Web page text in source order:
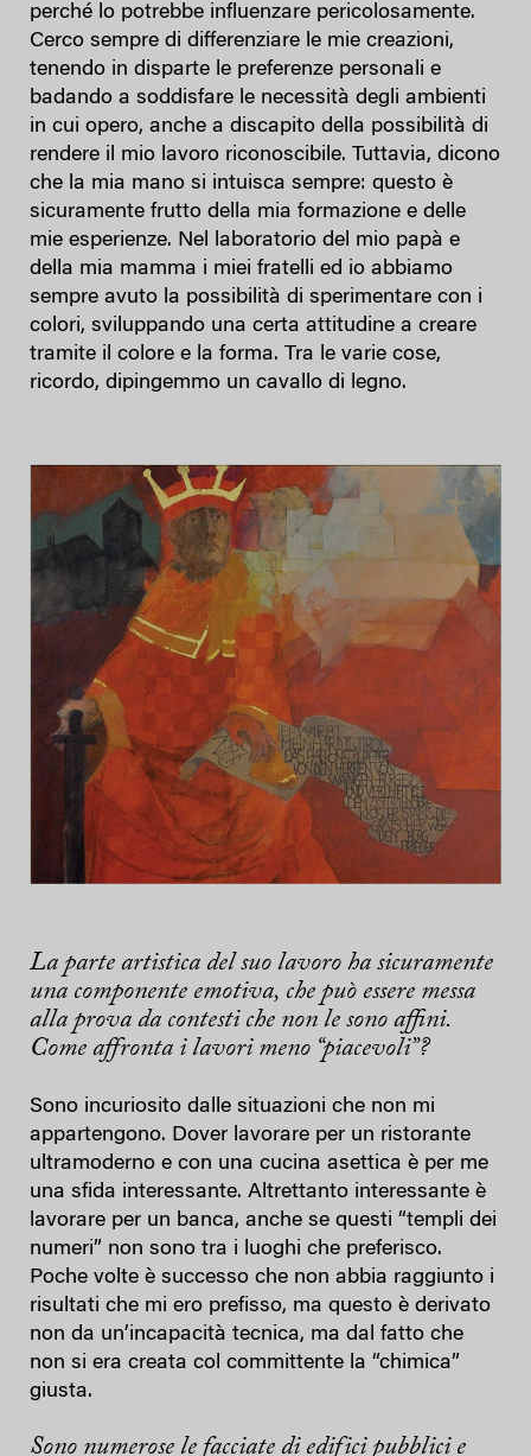
perché lo potrebbe influenzare pericolosamente.
Cerco sempre di differenziare le mie creazioni,
tenendo in disparte le preferenze personali e
badando a soddisfare le necessità degli ambienti
in cui opero, anche a discapito della possibilità di
rendere il mio lavoro riconoscibile. Tuttavia, dicono
che la mia mano si intuisca sempre: questo è
sicuramente frutto della mia formazione e delle
mie esperienze. Nel laboratorio del mio papà e
della mia mamma i miei fratelli ed io abbiamo
sempre avuto la possibilità di sperimentare con i
colori, sviluppando una certa attitudine a creare
tramite il colore e la forma. Tra le varie cose,
ricordo, dipingemmo un cavallo di legno.
La parte artistica del suo lavoro ha sicuramente
una componente emotiva, che può essere messa
alla prova da contesti che non le sono affini.
Come affronta i lavori meno “piacevoli”?
Sono incuriosito dalle situazioni che non mi
appartengono. Dover lavorare per un ristorante
ultramoderno e con una cucina asettica è per me
una sfida interessante. Altrettanto interessante è
lavorare per un banca, anche se questi “templi dei
numeri” non sono tra i luoghi che preferisco.
Poche volte è successo che non abbia raggiunto i
risultati che mi ero prefisso, ma questo è derivato
non da un’incapacità tecnica, ma dal fatto che
non si era creata col committente la “chimica”
giusta.
Sono numerose le facciate di edifici pubblici e